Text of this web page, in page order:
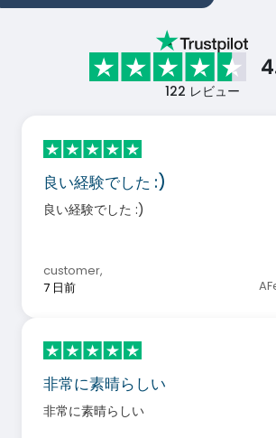
122 レビュー
良い経験でした :)
良い経験でした :)
customer,
7 日前
非常に素晴らしい
非常に素晴らしい